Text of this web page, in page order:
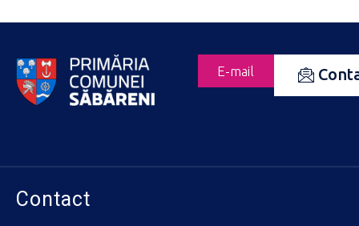
E-mail
Contact